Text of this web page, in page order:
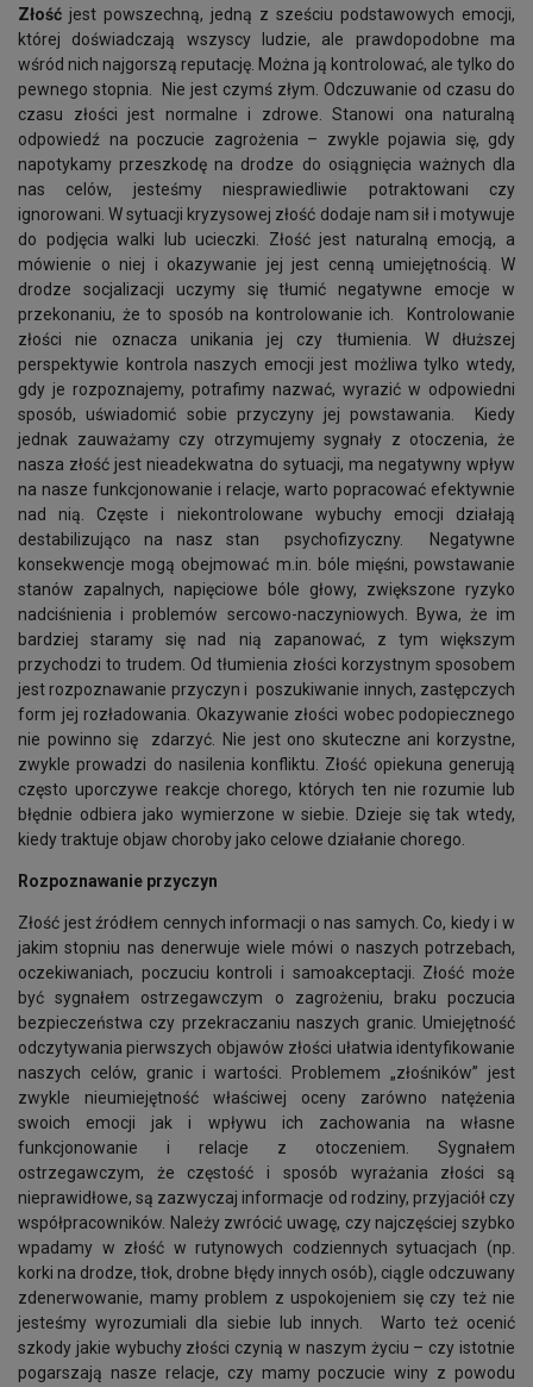
Złość jest powszechną, jedną z sześciu podstawowych emocji,
której doświadczają wszyscy ludzie, ale prawdopodobne ma
wśród nich najgorszą reputację. Można ją kontrolować, ale tylko do
pewnego stopnia. Nie jest czymś złym. Odczuwanie od czasu do
czasu złości jest normalne i zdrowe. Stanowi ona naturalną
odpowiedź na poczucie zagrożenia – zwykle pojawia się, gdy
napotykamy przeszkodę na drodze do osiągnięcia ważnych dla
nas celów, jesteśmy niesprawiedliwie potraktowani czy
ignorowani. W sytuacji kryzysowej złość dodaje nam sił i motywuje
do podjęcia walki lub ucieczki. Złość jest naturalną emocją, a
mówienie o niej i okazywanie jej jest cenną umiejętnością. W
drodze socjalizacji uczymy się tłumić negatywne emocje w
przekonaniu, że to sposób na kontrolowanie ich. Kontrolowanie
złości nie oznacza unikania jej czy tłumienia. W dłuższej
perspektywie kontrola naszych emocji jest możliwa tylko wtedy,
gdy je rozpoznajemy, potrafimy nazwać, wyrazić w odpowiedni
sposób, uświadomić sobie przyczyny jej powstawania. Kiedy
jednak zauważamy czy otrzymujemy sygnały z otoczenia, że
nasza złość jest nieadekwatna do sytuacji, ma negatywny wpływ
na nasze funkcjonowanie i relacje, warto popracować efektywnie
nad nią. Częste i niekontrolowane wybuchy emocji działają
destabilizująco na nasz stan psychofizyczny.
Negatywne
konsekwencje mogą obejmować m.in. bóle mięśni, powstawanie
stanów zapalnych, napięciowe bóle głowy, zwiększone ryzyko
nadciśnienia i problemów sercowo-naczyniowych. Bywa, że im
bardziej staramy się nad nią zapanować, z tym większym
przychodzi to trudem. Od tłumienia złości korzystnym sposobem
jest rozpoznawanie przyczyn i poszukiwanie innych, zastępczych
form jej rozładowania. Okazywanie złości wobec podopiecznego
nie powinno się zdarzyć. Nie jest ono skuteczne ani korzystne,
zwykle prowadzi do nasilenia konfliktu. Złość opiekuna generują
często uporczywe reakcje chorego, których ten nie rozumie lub
błędnie odbiera jako wymierzone w siebie. Dzieje się tak wtedy,
kiedy traktuje objaw choroby jako celowe działanie chorego.
Rozpoznawanie przyczyn
Złość jest źródłem cennych informacji o nas samych. Co, kiedy i w
jakim stopniu nas denerwuje wiele mówi o naszych potrzebach,
oczekiwaniach, poczuciu kontroli i samoakceptacji. Złość może
być sygnałem ostrzegawczym o zagrożeniu, braku poczucia
bezpieczeństwa czy przekraczaniu naszych granic. Umiejętność
odczytywania pierwszych objawów złości ułatwia identyfikowanie
naszych celów, granic i wartości. Problemem „złośników” jest
zwykle nieumiejętność właściwej oceny zarówno natężenia
swoich emocji jak i wpływu ich zachowania na własne
funkcjonowanie i relacje z otoczeniem. Sygnałem
ostrzegawczym, że częstość i sposób wyrażania złości są
nieprawidłowe, są zazwyczaj informacje od rodziny, przyjaciół czy
współpracowników. Należy zwrócić uwagę, czy najczęściej szybko
wpadamy w złość w rutynowych codziennych sytuacjach (np.
korki na drodze, tłok, drobne błędy innych osób), ciągle odczuwany
zdenerwowanie, mamy problem z uspokojeniem się czy też nie
jesteśmy wyrozumiali dla siebie lub innych. Warto też ocenić
szkody jakie wybuchy złości czynią w naszym życiu – czy istotnie
pogarszają nasze relacje, czy mamy poczucie winy z powodu